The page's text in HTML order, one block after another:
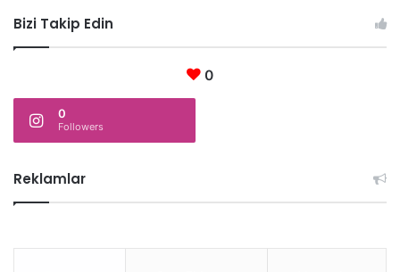
Bizi Takip Edin
0
0
Followers
Reklamlar